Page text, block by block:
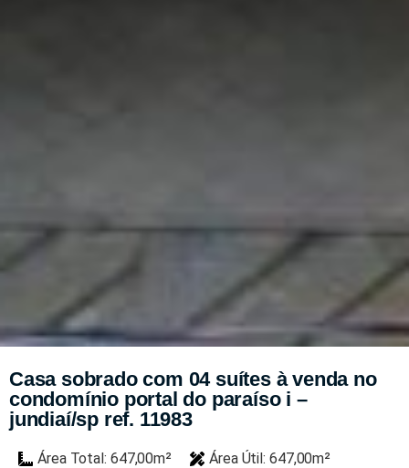
Casa sobrado com 04 suítes à venda no
condomínio portal do paraíso i –
jundiaí/sp ref. 11983
Área Total: 647,00m²
Área Útil: 647,00m²